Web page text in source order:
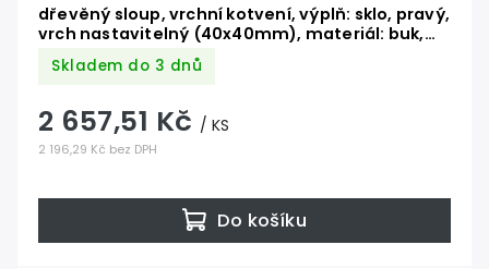
dřevěný sloup, vrchní kotvení, výplň: sklo, pravý,
vrch nastavitelný (40x40mm), materiál: buk,
broušený povrch s nátěrem BORI (bezbarvý)
Skladem do 3 dnů
2 196,29 Kč bez DPH
2 657,51 Kč / KS
Do košíku